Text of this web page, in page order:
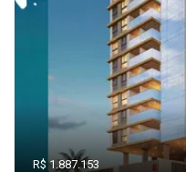
R$ 1.887.153